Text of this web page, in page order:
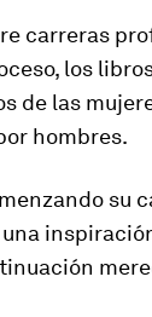
carreras
los
de las
hombres.
su